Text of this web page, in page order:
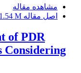
مشاهده مقاله
اصل مقاله 1.54 M
of PDR
Considering